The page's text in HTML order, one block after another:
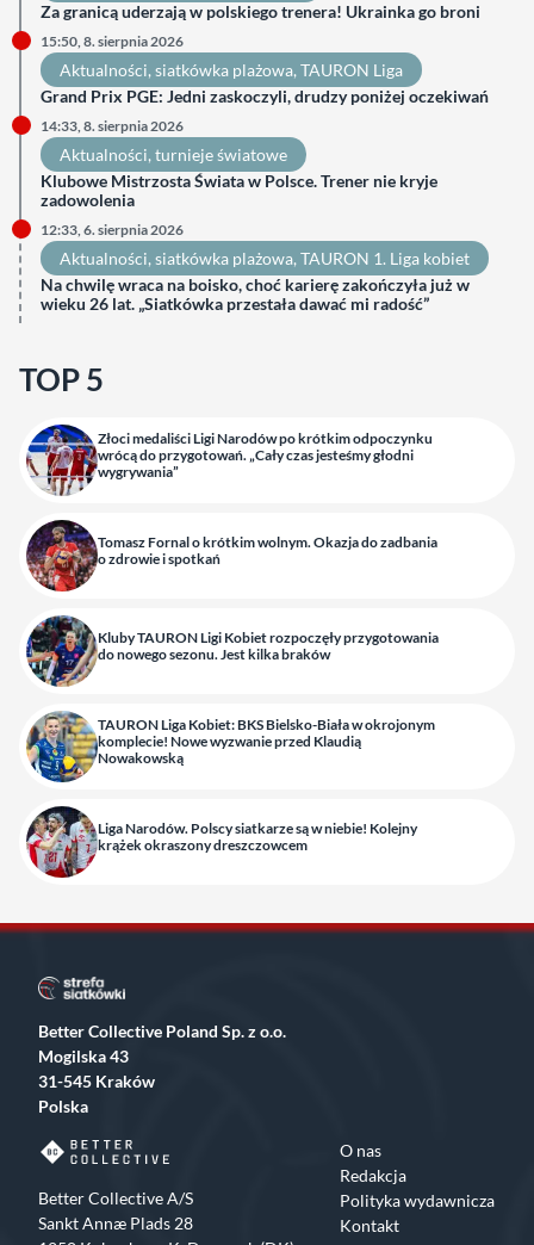
Za granicą uderzają w polskiego trenera! Ukrainka go broni
15:50, 8. sierpnia 2026
Aktualności, siatkówka plażowa, TAURON Liga
Grand Prix PGE: Jedni zaskoczyli, drudzy poniżej oczekiwań
14:33, 8. sierpnia 2026
Aktualności, turnieje światowe
Klubowe Mistrzosta Świata w Polsce. Trener nie kryje
zadowolenia
12:33, 6. sierpnia 2026
Aktualności, siatkówka plażowa, TAURON 1. Liga kobiet
Na chwilę wraca na boisko, choć karierę zakończyła już w
wieku 26 lat. „Siatkówka przestała dawać mi radość”
TOP 5
Złoci medaliści Ligi Narodów po krótkim odpoczynku
wrócą do przygotowań. „Cały czas jesteśmy głodni
wygrywania”
Tomasz Fornal o krótkim wolnym. Okazja do zadbania
o zdrowie i spotkań
Kluby TAURON Ligi Kobiet rozpoczęły przygotowania
do nowego sezonu. Jest kilka braków
TAURON Liga Kobiet: BKS Bielsko-Biała w okrojonym
komplecie! Nowe wyzwanie przed Klaudią
Nowakowską
Liga Narodów. Polscy siatkarze są w niebie! Kolejny
krążek okraszony dreszczowcem
Better Collective Poland Sp. z o.o.
Mogilska 43
31-545 Kraków
Polska
Better Collective A/S
Sankt Annæ Plads 28
O nas
Redakcja
Polityka wydawnicza
Kontakt